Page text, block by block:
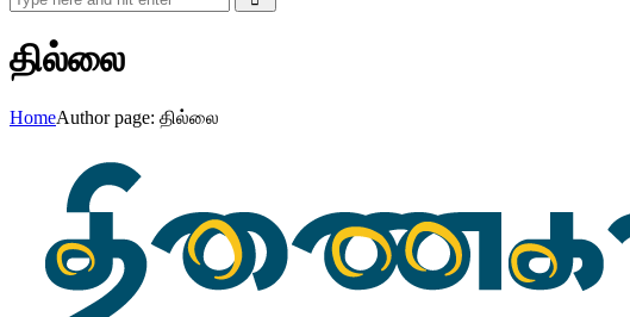
தில்லை
HomeAuthor page: தில்லை